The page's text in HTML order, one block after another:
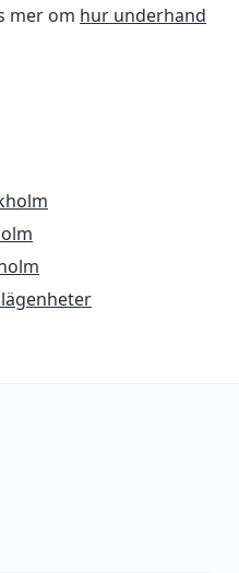
mer om hur underhand